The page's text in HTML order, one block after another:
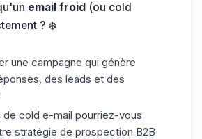
email froid (ou cold
? ❄️
une campagne qui génère
des leads et des
de cold e-mail pourriez-vous
stratégie de prospection B2B